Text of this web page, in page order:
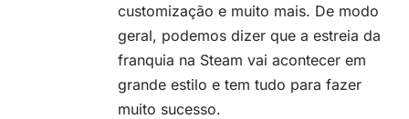
customização e muito mais. De modo
geral, podemos dizer que a estreia da
franquia na Steam vai acontecer em
grande estilo e tem tudo para fazer
muito sucesso.